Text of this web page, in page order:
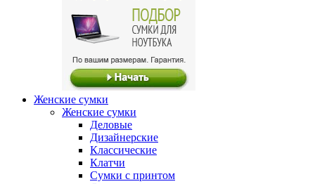
Женские сумки
Женские сумки
Деловые
Дизайнерские
Классические
Клатчи
Сумки с принтом